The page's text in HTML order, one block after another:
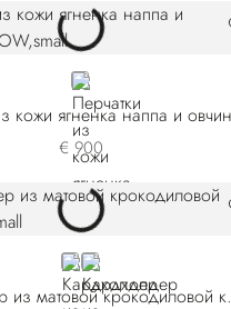
YELLOW
кожи ягненка наппа и
€ 900
BLUE CSVH-B049
BLUE CSVH-B080